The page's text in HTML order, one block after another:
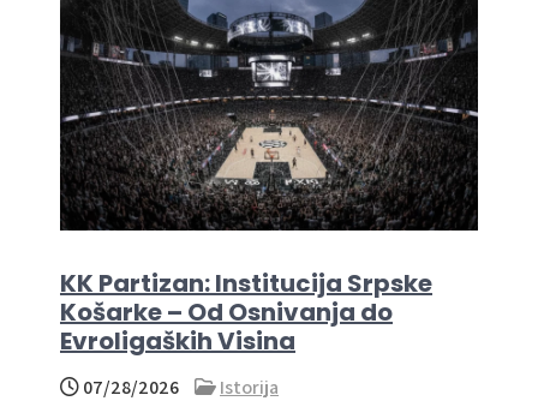
KK Partizan: Institucija Srpske
Košarke – Od Osnivanja do
Evroligaških Visina
07/28/2026
Istorija